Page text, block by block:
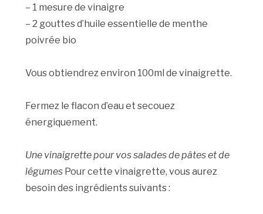
– 1 mesure de vinaigre
– 2 gouttes d’huile essentielle de menthe
poivrée bio
Vous obtiendrez environ 100ml de vinaigrette.
Fermez le flacon d’eau et secouez
énergiquement.
Une vinaigrette pour vos salades de pâtes et de
légumes Pour cette vinaigrette, vous aurez
besoin des ingrédients suivants :